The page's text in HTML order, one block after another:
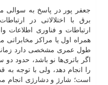
جعفر پور در پاسخ به سوالی
برق با اختلالاتی در
ارتباطات و فناوری
همراه اول یا مراکز مخابراتی
طول عمری مشخصی دارد زمانی
اگر باتری‌ها نو باشد، حدود
را انجام دهد، ولی با توجه به
است؛ شارژ و دشارژی انجام